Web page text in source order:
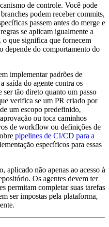
de controle. Você pode
podem receber commits,
passem antes do merge e
se aplicam igualmente a
o que significa que fornecem
depende do comportamento do
implementar padrões de
saída do agente contra os
ser tão direto quanto um passo
verifica se um PR criado por
um escopo predefinido,
ou toca caminhos
de workflow ou definições de
pipelines de CI/CD para a
específicos para essas
não apenas ao acesso à
Os agentes devem ter
permitam completar suas tarefas
ser impostas pela plataforma,